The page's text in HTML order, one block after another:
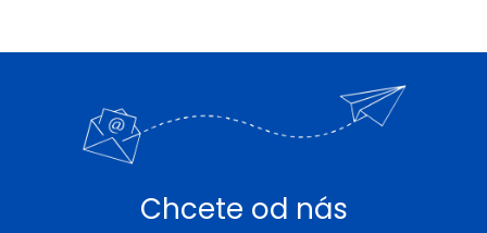
Chcete od nás